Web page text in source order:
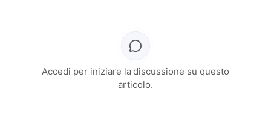
Accedi per iniziare la discussione su questo
articolo.